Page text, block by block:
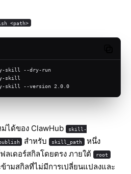
<path>
skill --dry-run
skill
skill --version 2.0.0
ได้ของ ClawHub skill-
สำหรับ skill_path หนึ่ง
ลเดอร์สกิลโดยตรง ภายใต้
root
ามสกิลที่ไม่มีการเปลี่ยนแปลงและ